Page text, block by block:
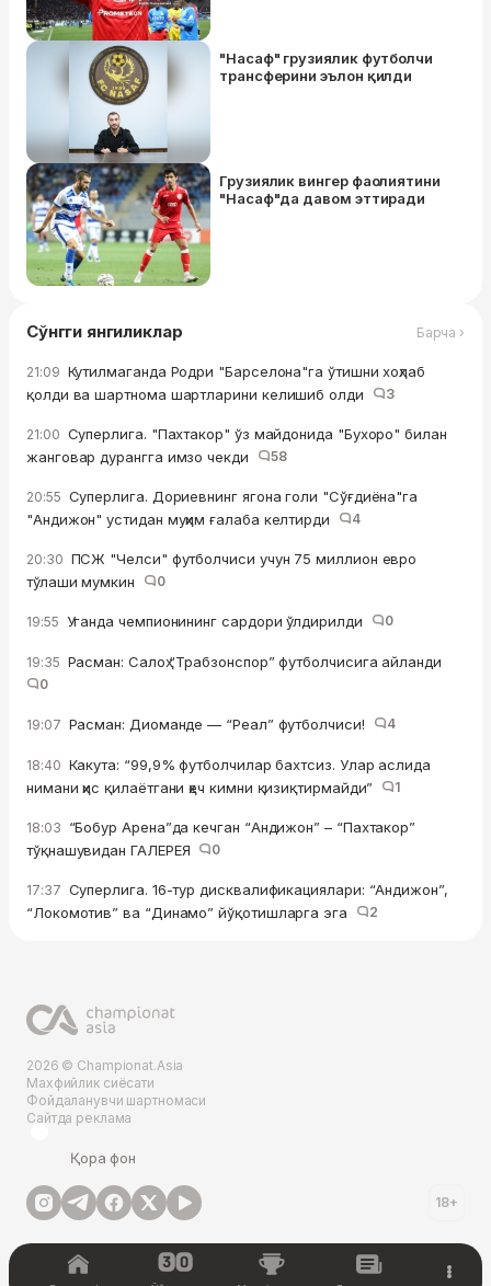
"Насаф" грузиялик футболчи
трансферини эълон қилди
Грузиялик вингер фаолиятини
"Насаф"да давом эттиради
Сўнгги янгиликлар Барча ›
21:09 Кутилмаганда Родри "Барселона"га ўтишни хоҳлаб
қолди ва шартнома шартларини келишиб олди
3
21:00 Суперлига. "Пахтакор" ўз майдонида "Бухоро" билан
жанговар дурангга имзо чекди
58
20:55 Суперлига. Дориевнинг ягона голи "Сўғдиёна"га
"Андижон" устидан муҳим ғалаба келтирди
4
20:30 ПСЖ "Челси" футболчиси учун 75 миллион евро
тўлаши мумкин
0
19:55 Уганда чемпионининг сардори ўлдирилди 0
19:35 Расман: Салоҳ “Трабзонспор” футболчисига айланди
0
19:07 Расман: Диоманде — “Реал” футболчиси! 4
18:40 Какута: “99,9% футболчилар бахтсиз. Улар аслида
нимани ҳис қилаётгани ҳеч кимни қизиқтирмайди”
1
18:03 “Бобур Арена”да кечган “Андижон” – “Пахтакор”
тўқнашувидан ГАЛЕРЕЯ
0
17:37 Суперлига. 16-тур дисквалификациялари: “Андижон”,
“Локомотив” ва “Динамо” йўқотишларга эга
2
2026 © Championat.Asia
Махфийлик сиёсати
Фойдаланувчи шартномаси
Сайтда реклама
Қора фон
18+